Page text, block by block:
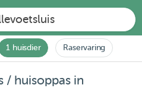
1 huisdier Raservaring
/ huisoppas in